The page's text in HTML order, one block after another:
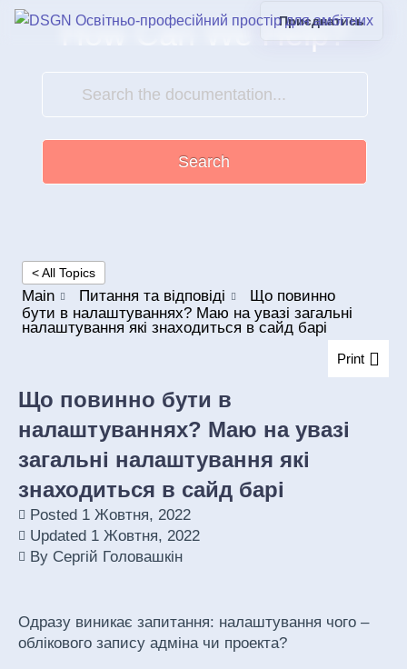
Приєднатись
How Can We Help?
Search
< All Topics
Main Питання та відповіді
Що повинно
бути в налаштуваннях? Маю на увазі загальні
налаштування які знаходиться в сайд барі
Print
Що повинно бути в
налаштуваннях? Маю на увазі
загальні налаштування які
знаходиться в сайд барі
Posted 1 Жовтня, 2022
Updated 1 Жовтня, 2022
By Сергій Головашкін
Одразу виникає запитання: налаштування чого –
облікового запису адміна чи проекта?